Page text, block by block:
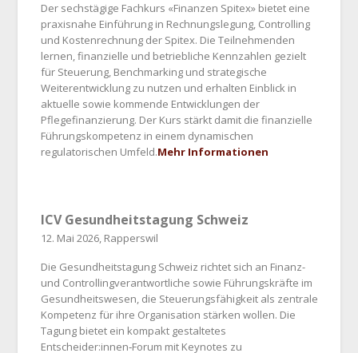
Der sechstägige Fachkurs «Finanzen Spitex» bietet eine
praxisnahe Einführung in Rechnungslegung, Controlling
und Kostenrechnung der Spitex. Die Teilnehmenden
lernen, finanzielle und betriebliche Kennzahlen gezielt
für Steuerung, Benchmarking und strategische
Weiterentwicklung zu nutzen und erhalten Einblick in
aktuelle sowie kommende Entwicklungen der
Pflegefinanzierung. Der Kurs stärkt damit die finanzielle
Führungskompetenz in einem dynamischen
regulatorischen Umfeld.Mehr Informationen
ICV Gesundheitstagung Schweiz
12. Mai 2026, Rapperswil
Die Gesundheitstagung Schweiz richtet sich an Finanz-
und Controllingverantwortliche sowie Führungskräfte im
Gesundheitswesen, die Steuerungsfähigkeit als zentrale
Kompetenz für ihre Organisation stärken wollen. Die
Tagung bietet ein kompakt gestaltetes
Entscheider:innen‑Forum mit Keynotes zu